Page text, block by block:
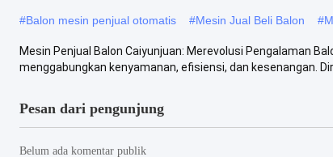
#Balon mesin penjual otomatis #Mesin Jual Beli Balon #
Mesin Penjual Balon Caiyunjuan: Merevolusi Pengalaman
menggabungkan kenyamanan, efisiensi, dan kesenangan.
Pesan dari pengunjung
Belum ada komentar publik